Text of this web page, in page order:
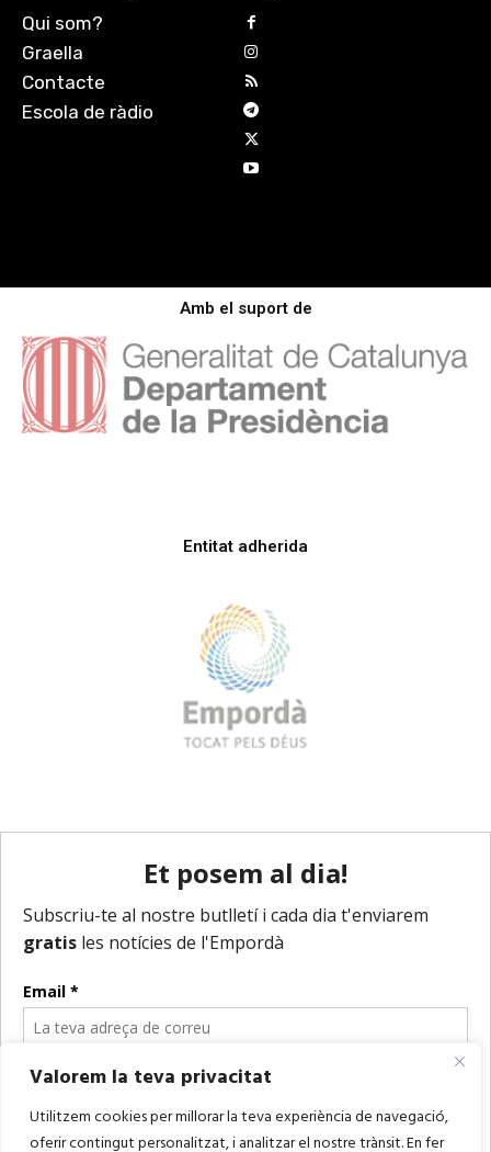
Valorem la teva privacitat
Utilitzem cookies per millorar la teva experiència de navegació,
oferir contingut personalitzat, i analitzar el nostre trànsit. En fer
Qui som?
Graella
Contacte
Escola de ràdio
Amb el suport de
Entitat adherida